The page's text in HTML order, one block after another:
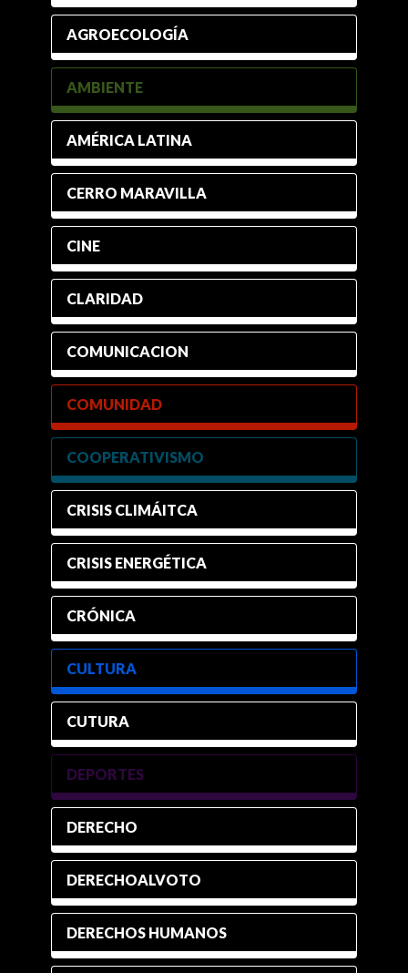
AGROECOLOGÍA
AMBIENTE
AMÉRICA LATINA
CERRO MARAVILLA
CINE
CLARIDAD
COMUNICACION
COMUNIDAD
COOPERATIVISMO
CRISIS CLIMÁITCA
CRISIS ENERGÉTICA
CRÓNICA
CULTURA
CUTURA
DEPORTES
DERECHO
DERECHOALVOTO
DERECHOS HUMANOS